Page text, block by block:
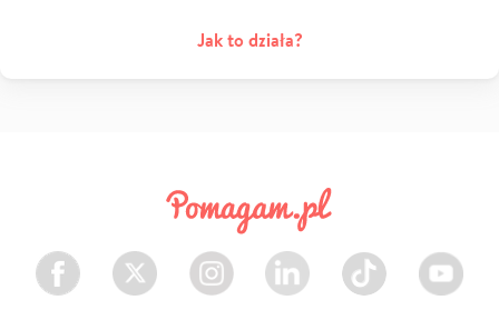
Jak to działa?
Facebook Twitter Instagram LinkedIn TikTok Youtube